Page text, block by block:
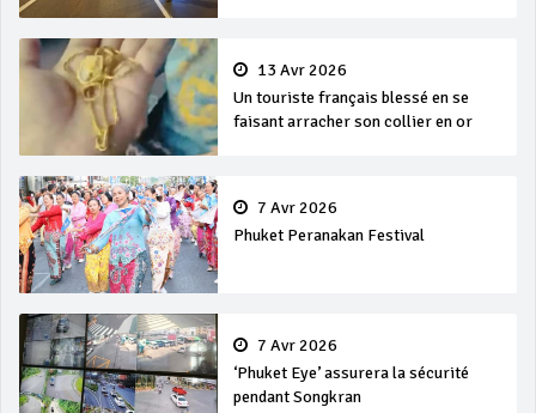
13 Avr 2026
Un touriste français blessé en se
faisant arracher son collier en or
7 Avr 2026
Phuket Peranakan Festival
7 Avr 2026
‘Phuket Eye’ assurera la sécurité
pendant Songkran